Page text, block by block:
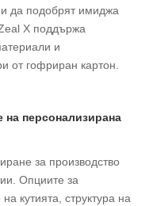
да подобрят имиджа
X поддържа
и
от гофриран картон.
на персонализирана
за производство
Опциите за
кутията, структура на